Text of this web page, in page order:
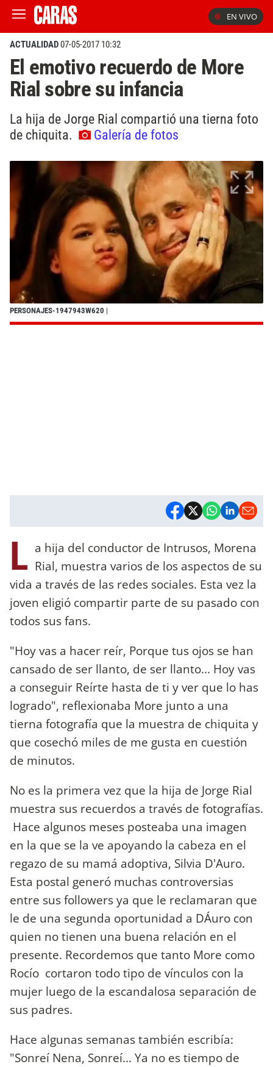
EN VIVO
ACTUALIDAD07-05-2017 10:32
El emotivo recuerdo de More
Rial sobre su infancia
La hija de Jorge Rial compartió una tierna foto
de chiquita.
Galería de fotos
PERSONAJES-1947943W620 |
L a hija del conductor de Intrusos, Morena
Rial, muestra varios de los aspectos de su
vida a través de las redes sociales. Esta vez la
joven eligió compartir parte de su pasado con
todos sus fans.
"Hoy vas a hacer reír, Porque tus ojos se han
cansado de ser llanto, de ser llanto... Hoy vas
a conseguir Reírte hasta de ti y ver que lo has
logrado", reflexionaba More junto a una
tierna fotografía que la muestra de chiquita y
que cosechó miles de me gusta en cuestión
de minutos.
No es la primera vez que la hija de Jorge Rial
muestra sus recuerdos a través de fotografías.
Hace algunos meses posteaba una imagen
en la que se la ve apoyando la cabeza en el
regazo de su mamá adoptiva, Silvia D'Auro.
Esta postal generó muchas controversias
entre sus followers ya que le reclamaran que
le de una segunda oportunidad a DÁuro con
quien no tienen una buena relación en el
presente. Recordemos que tanto More como
Rocío cortaron todo tipo de vínculos con la
mujer luego de la escandalosa separación de
sus padres.
Hace algunas semanas también escribía:
"Sonreí Nena, Sonreí... Ya no es tiempo de